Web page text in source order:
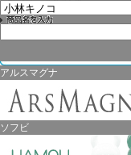
アルスマグナ
ソフビ